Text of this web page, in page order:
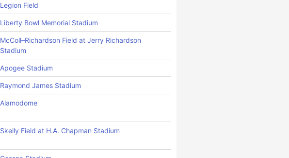
Legion Field
Liberty Bowl Memorial Stadium
McColl–Richardson Field at Jerry Richardson
Stadium
Apogee Stadium
Raymond James Stadium
Alamodome
Skelly Field at H.A. Chapman Stadium